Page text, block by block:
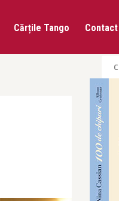
Cărțile Tango Contact